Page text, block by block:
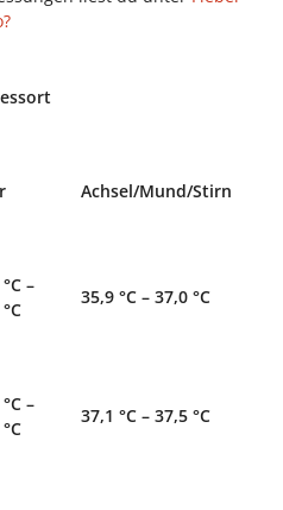
Achsel/Mund/Stirn
–
35,9 °C – 37,0 °C
–
37,1 °C – 37,5 °C